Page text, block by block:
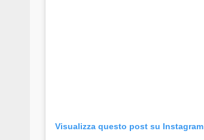
Visualizza questo post su Instagram